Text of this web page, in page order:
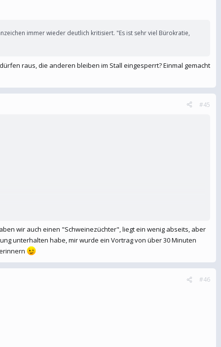
immer wieder deutlich kritisiert. "Es ist sehr viel Bürokratie,
raus, die anderen bleiben im Stall eingesperrt? Einmal gemacht
#45
die anderen bleiben im Stall eingesperrt? Einmal gemacht und
wir auch einen "Schweinezüchter", liegt ein wenig abseits, aber
unterhalten habe, mir wurde ein Vortrag von über 30 Minuten
#46